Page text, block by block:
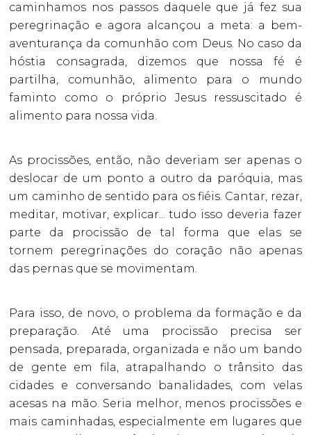
caminhamos nos passos daquele que já fez sua
peregrinação e agora alcançou a meta: a bem-
aventurança da comunhão com Deus. No caso da
hóstia consagrada, dizemos que nossa fé é
partilha, comunhão, alimento para o mundo
faminto como o próprio Jesus ressuscitado é
alimento para nossa vida.
As procissões, então, não deveriam ser apenas o
deslocar de um ponto a outro da paróquia, mas
um caminho de sentido para os fiéis. Cantar, rezar,
meditar, motivar, explicar... tudo isso deveria fazer
parte da procissão de tal forma que elas se
tornem peregrinações do coração não apenas
das pernas que se movimentam.
Para isso, de novo, o problema da formação e da
preparação. Até uma procissão precisa ser
pensada, preparada, organizada e não um bando
de gente em fila, atrapalhando o trânsito das
cidades e conversando banalidades, com velas
acesas na mão. Seria melhor, menos procissões e
mais caminhadas, especialmente em lugares que